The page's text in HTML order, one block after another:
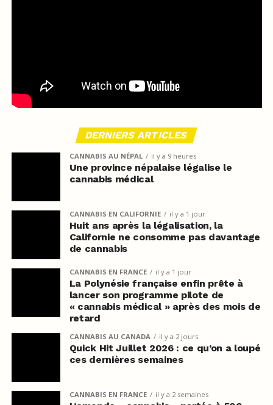
DERNIERS ARTICLES
CANNABIS AU NÉPAL il y a 9 heures
Une province népalaise légalise le
cannabis médical
CANNABIS EN CALIFORNIE il y a 1 jour
Huit ans après la légalisation, la
Californie ne consomme pas davantage
de cannabis
CANNABIS EN FRANCE il y a 1 jour
La Polynésie française enfin prête à
lancer son programme pilote de
« cannabis médical » après des mois de
retard
CANNABIS AU CANADA il y a 2 jours
Quick Hit Juillet 2026 : ce qu’on a loupé
ces dernières semaines
CANNABIS EN FRANCE il y a 2 semaines